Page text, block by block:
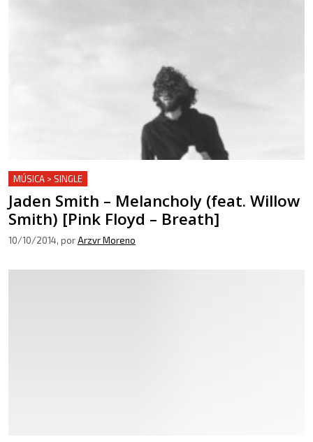
MÚSICA > SINGLE
Jaden Smith – Melancholy (feat. Willow
Smith) [Pink Floyd – Breath]
10/10/2014, porArzvr Moreno